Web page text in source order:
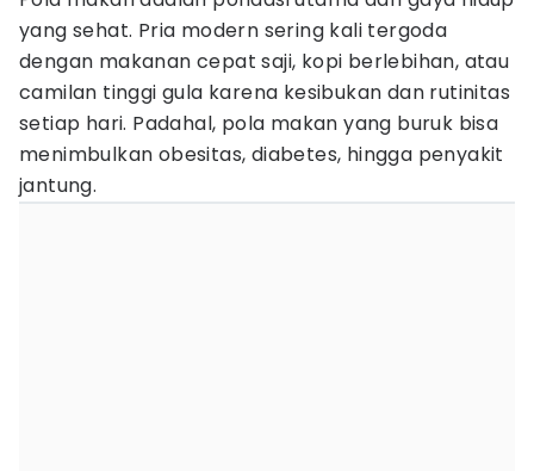
yang sehat. Pria modern sering kali tergoda
dengan makanan cepat saji, kopi berlebihan, atau
camilan tinggi gula karena kesibukan dan rutinitas
setiap hari. Padahal, pola makan yang buruk bisa
menimbulkan obesitas, diabetes, hingga penyakit
jantung.